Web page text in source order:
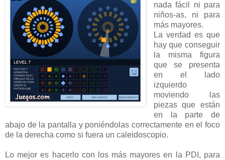
nada fácil ni para
niños-as, ni para
más mayores.
La verdad es que
hay que conseguir
la misma figura
que se presenta
en el lado
izquierdo
moviendo las
piezas que están
en la parte de
abajo de la pantalla y poniéndolas correctamente en el foco
de la derecha como si fuera un caleidoscopio.
Lo mejor es hacerlo con los más mayores en la PDI, para